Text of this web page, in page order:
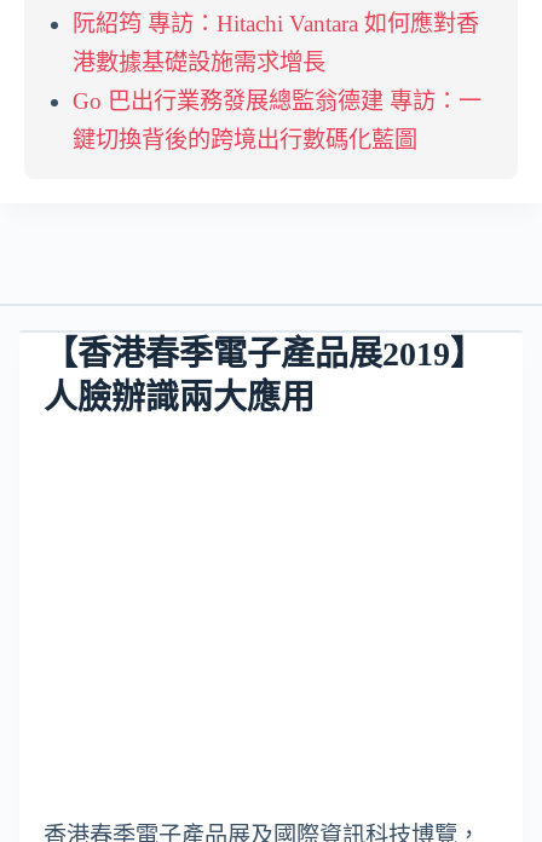
阮紹筠 專訪：Hitachi Vantara 如何應對香
港數據基礎設施需求增長
Go 巴出行業務發展總監翁德建 專訪：一
鍵切換背後的跨境出行數碼化藍圖
【香港春季電子產品展2019】
人臉辦識兩大應用
香港春季電子產品展及國際資訊科技博覽，